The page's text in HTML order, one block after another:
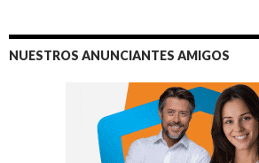
NUESTROS ANUNCIANTES AMIGOS